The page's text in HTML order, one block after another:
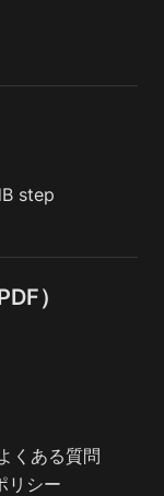
step
）
くある質問
リシー